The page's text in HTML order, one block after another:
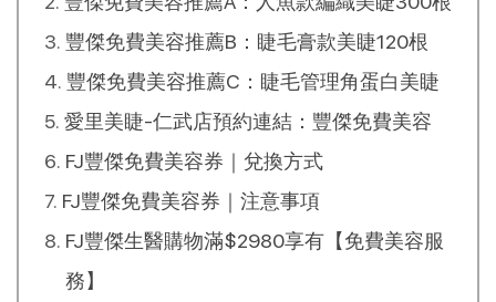
豐傑免費美容推薦B：睫毛膏款美睫120根
豐傑免費美容推薦C：睫毛管理角蛋白美睫
愛里美睫-仁武店預約連結：豐傑免費美容
FJ豐傑免費美容券｜兌換方式
FJ豐傑免費美容券｜注意事項
FJ豐傑生醫購物滿$2980享有【免費美容服
務】